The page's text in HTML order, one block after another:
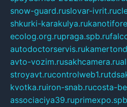
snow-guard.ruslovar-ivrit.ru
shkurki-karakulya.ru
ecolog.org.rupraga.spb.ru
autodoctorservis.ru
avto-vozim.rusakhcamera.ru
stroyavt.rucontrolweb1.ru
kvotka.ruiron-snab.rucosta-
associaciya39.ru